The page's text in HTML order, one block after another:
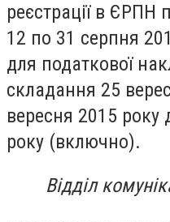
реєстрації в ЄРПН
12 по 31 серпня
для податкової
складання 25
вересня 2015
року (включно).
Відділ